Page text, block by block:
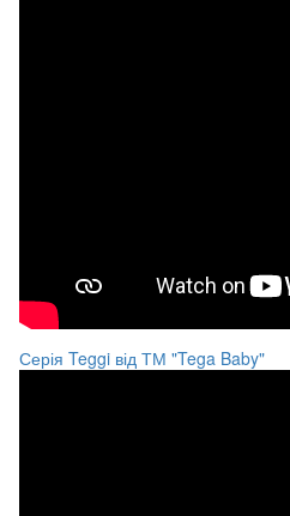
Серія Teggi від ТМ "Tega Baby"